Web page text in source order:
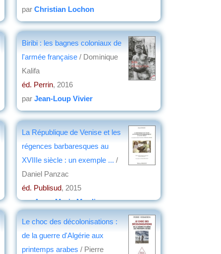
par Christian Lochon
Biribi : les bagnes coloniaux de
l'armée française / Dominique
Kalifa
éd. Perrin, 2016
par Jean-Loup Vivier
La République de Venise et les
régences barbaresques au
XVIIIe siècle : un exemple ... /
Daniel Panzac
éd. Publisud, 2015
parAnne-Marie Moulin
Le choc des décolonisations :
de la guerre d'Algérie aux
printemps arabes / Pierre